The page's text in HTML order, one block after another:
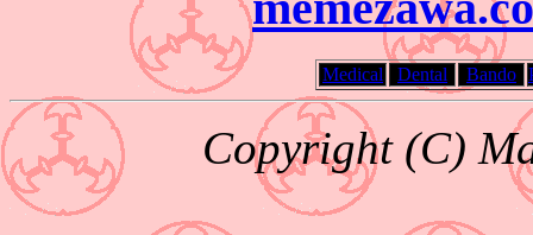
Medical Dental Bando
Copyright (C)